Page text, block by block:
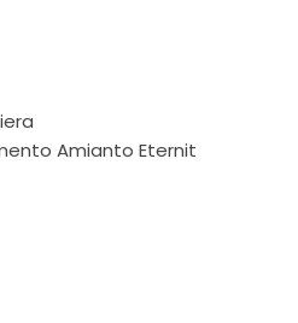
Amianto Eternit